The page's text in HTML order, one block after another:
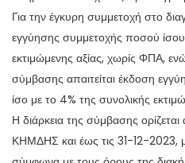
Για την έγκυρη συμμετοχή στο
εγγύησης συμμετοχής ποσού
εκτιμώμενης αξίας, χωρίς ΦΠΑ,
σύμβασης απαιτείται έκδοση
ίσο με το 4% της συνολικής
Η διάρκεια της σύμβασης
ΚΗΜΔΗΣ και έως τις 31-12-2023,